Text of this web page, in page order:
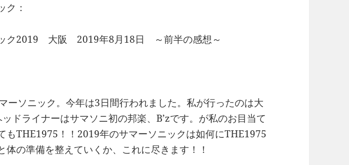
ク：
ク2019 大阪 2019年8月18日 ～前半の感想～
ーソニック。今年は3日間行われました。私が行ったのは大
ドライナーはサマソニ初の邦楽、B’zです。が私のお目当て
もTHE1975！！2019年のサマーソニックは如何にTHE1975
体の準備を整えていくか、これに尽きます！！